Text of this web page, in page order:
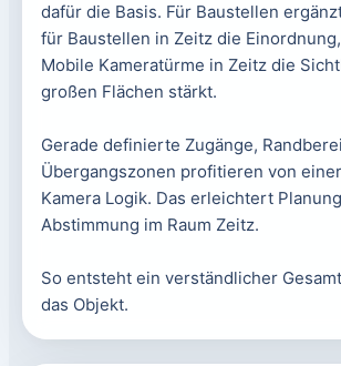
dafür die Basis. Für Baustellen
für Baustellen in Zeitz die
Mobile Kameratürme in Zeitz die
großen Flächen stärkt.
Gerade definierte Zugänge,
Übergangszonen profitieren von
Kamera Logik. Das erleichtert
Abstimmung im Raum Zeitz.
So entsteht ein verständlicher
das Objekt.